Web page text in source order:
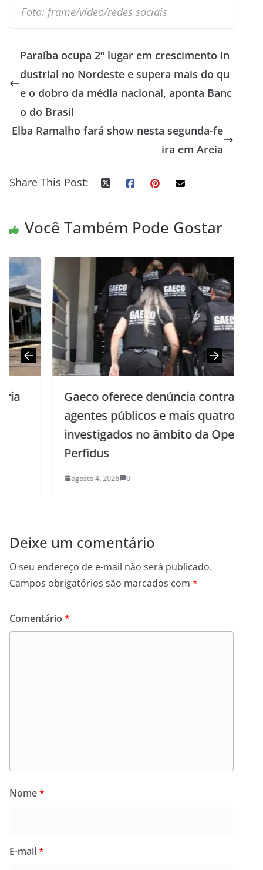
Foto: frame/vídeo/redes sociais
Paraíba ocupa 2º lugar em crescimento in
dustrial no Nordeste e supera mais do qu
e o dobro da média nacional, aponta Banc
o do Brasil
Elba Ramalho fará show nesta segunda-fe
ira em Areia
Share This Post:
Você Também Pode Gostar
Gaeco oferece denúncia contra três
agentes públicos e mais quatro
investigados no âmbito da Operação
Perfidus
agosto 4, 2026 0
Deixe um comentário
O seu endereço de e-mail não será publicado.
Campos obrigatórios são marcados com *
Comentário *
Nome*
E-mail*